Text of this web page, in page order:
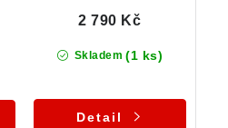
Skladem (1 ks)
2 790 Kč
Detail